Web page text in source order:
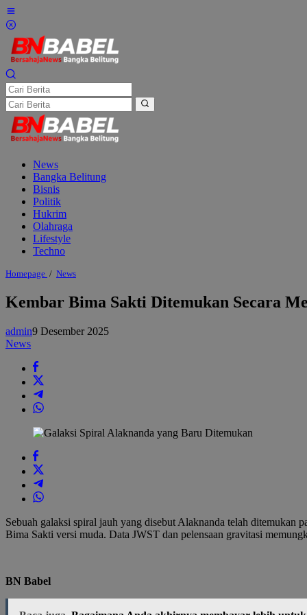
Lewati
ke
konten
News
Bangka Belitung
Bisnis
Politik
Hukrim
Olahraga
Lifestyle
Techno
Homepage / NewsKembar
Sakti
Ditemukan
Mengejutkan
Kembar Bima Sakti Ditemukan Secara
admin9 Desember 2025
News
Sebuah galaksi spiral jauh yang disebut Alaknanda telah ditemukan
Bima Sakti versi muda. Data JWST dan pelensaan gravitasi
BN Babel